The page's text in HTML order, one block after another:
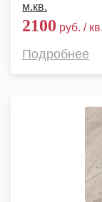
м.кв.
2100 руб. /
Подробнее